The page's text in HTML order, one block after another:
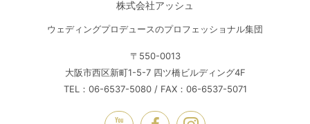
株式会社アッシュ
ウェディングプロデュースのプロフェッショナル集団
〒550-0013
大阪市西区新町1-5-7 四ツ橋ビルディング4F
TEL：06-6537-5080 / FAX：06-6537-5071